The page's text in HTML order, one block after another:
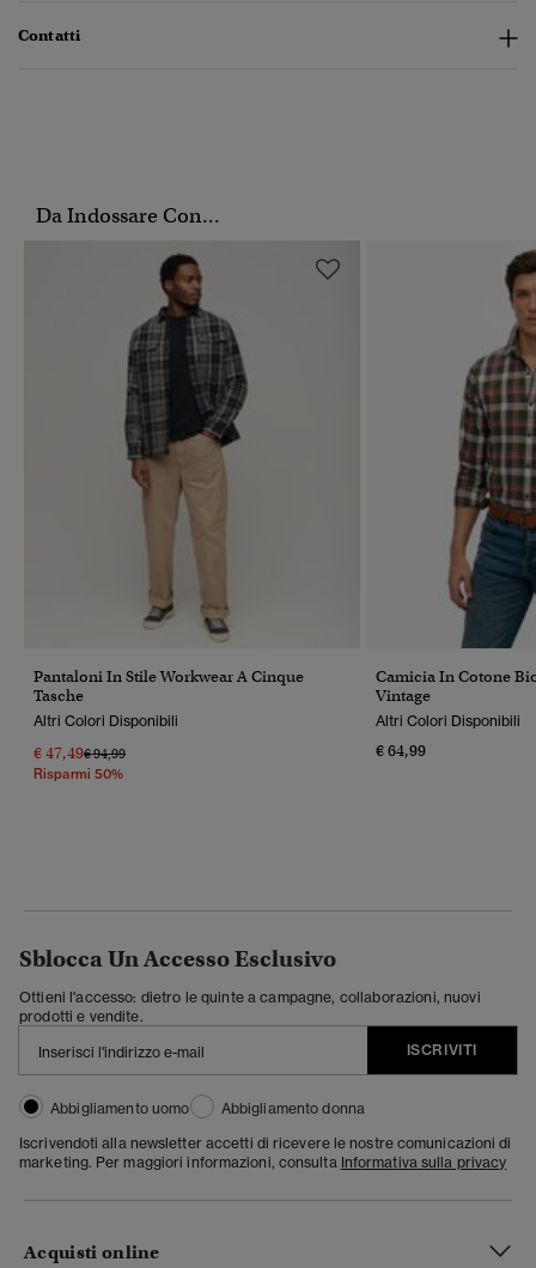
Contatti
Da Indossare Con...
Pantaloni In Stile Workwear A Cinque
Tasche
Altri Colori Disponibili
€ 47,49Prezzo Ridotto Da
€ 94,99A
Risparmi 50%
Camicia In Cotone
Vintage
Altri Colori Disponibili
€ 64,99
Sblocca Un Accesso Esclusivo
Ottieni l'accesso: dietro le quinte a campagne, collaborazioni, nuovi
prodotti e vendite.
ISCRIVITI
Abbigliamento uomo
Abbigliamento donna
Iscrivendoti alla newsletter accetti di ricevere le nostre comunicazioni di
marketing. Per maggiori informazioni, consulta Informativa sulla privacy
Acquisti online